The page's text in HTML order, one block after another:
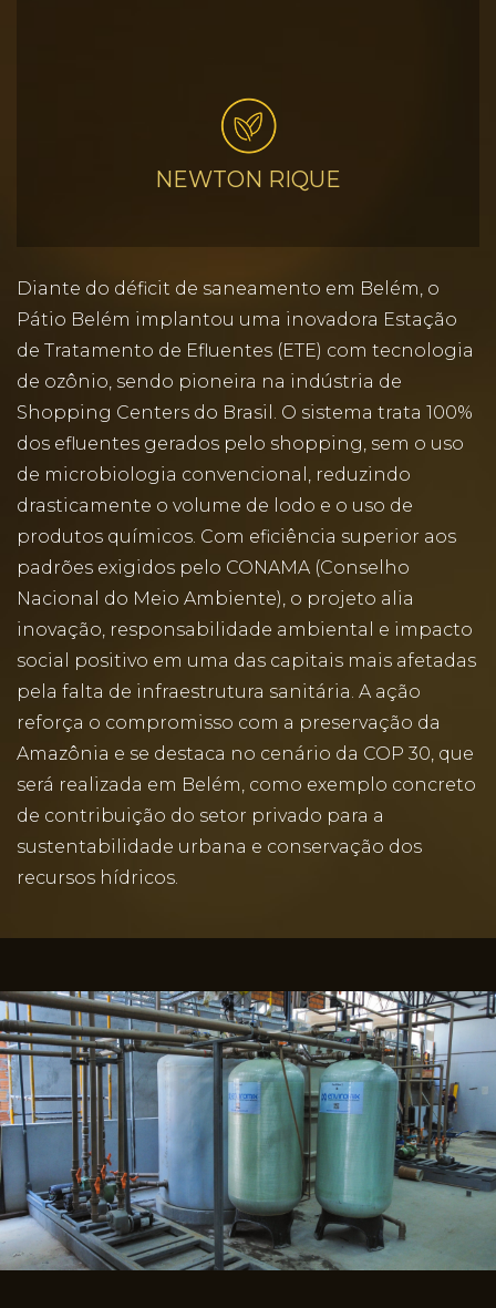
NEWTON RIQUE
Diante do déficit de saneamento em Belém, o
Pátio Belém implantou uma inovadora Estação
de Tratamento de Efluentes (ETE) com tecnologia
de ozônio, sendo pioneira na indústria de
Shopping Centers do Brasil. O sistema trata 100%
dos efluentes gerados pelo shopping, sem o uso
de microbiologia convencional, reduzindo
drasticamente o volume de lodo e o uso de
produtos químicos. Com eficiência superior aos
padrões exigidos pelo CONAMA (Conselho
Nacional do Meio Ambiente), o projeto alia
inovação, responsabilidade ambiental e impacto
social positivo em uma das capitais mais afetadas
pela falta de infraestrutura sanitária. A ação
reforça o compromisso com a preservação da
Amazônia e se destaca no cenário da COP 30, que
será realizada em Belém, como exemplo concreto
de contribuição do setor privado para a
sustentabilidade urbana e conservação dos
recursos hídricos.